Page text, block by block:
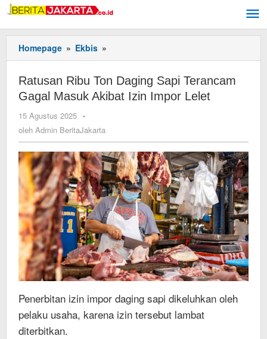
Lewati
ke
konten
Homepage » Ekbis »
Ribu
Daging
Sapi
Izin
Impor
Lelet
Ratusan Ribu Ton Daging Sapi Terancam
Gagal Masuk Akibat Izin Impor Lelet
15 Agustus 2025 oleh
Admin
-
oleh Admin BeritaJakarta
Penerbitan izin impor daging sapi dikeluhkan oleh
pelaku usaha, karena izin tersebut lambat
diterbitkan.